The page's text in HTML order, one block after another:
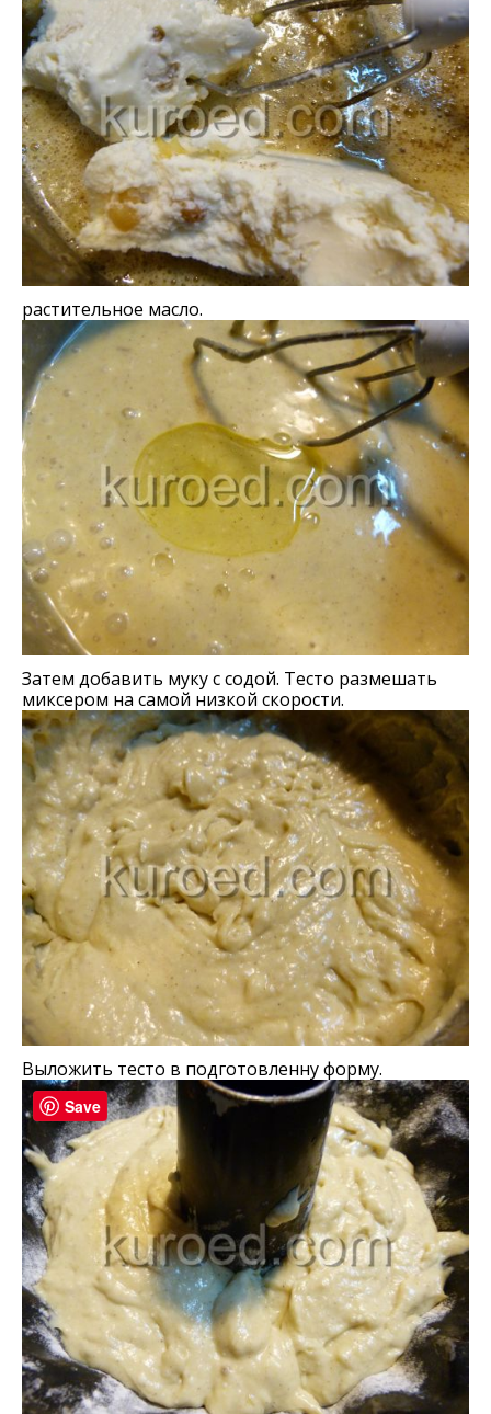
растительное масло.
Затем добавить муку с содой. Тесто размешать
миксером на самой низкой скорости.
Выложить тесто в подготовленну форму.
Save